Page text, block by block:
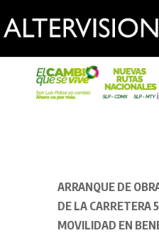
ARRANQUE DE
DE LA CARRETERA
MOVILIDAD EN